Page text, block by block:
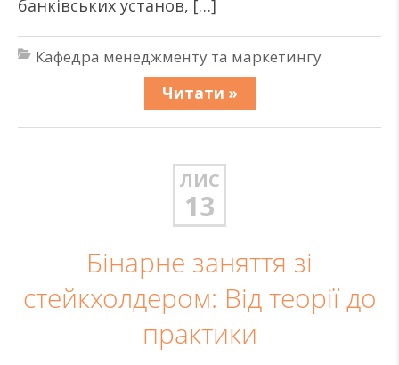
банківських установ, […]
Кафедра менеджменту та маркетингу
Читати »
ЛИС
13
Бінарне заняття зі
стейкхолдером: Від теорії до
практики